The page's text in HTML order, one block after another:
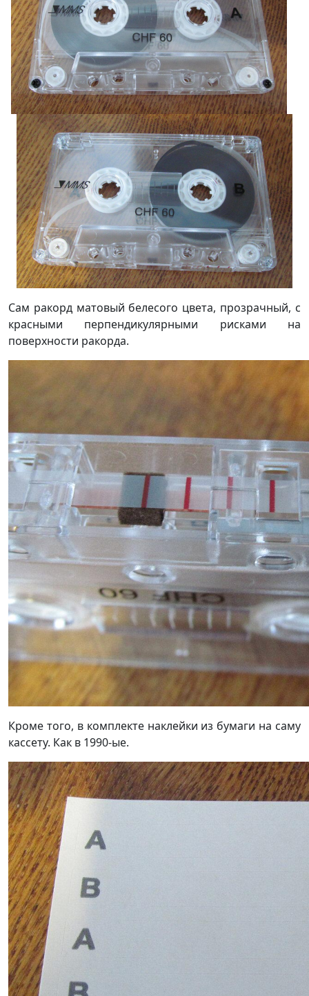
Сам ракорд матовый белесого цвета, прозрачный, с
красными перпендикулярными рисками на
поверхности ракорда.
Кроме того, в комплекте наклейки из бумаги на саму
кассету. Как в 1990-ые.